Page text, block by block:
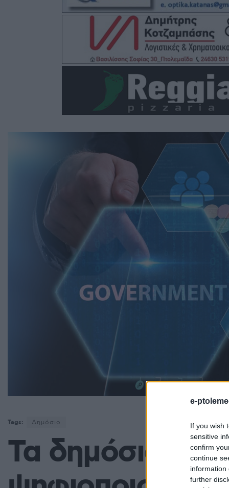
e-
If you wish
sensitive
confirm
continue
information
further
Tags: Δημόσιο
Τα δημόσια